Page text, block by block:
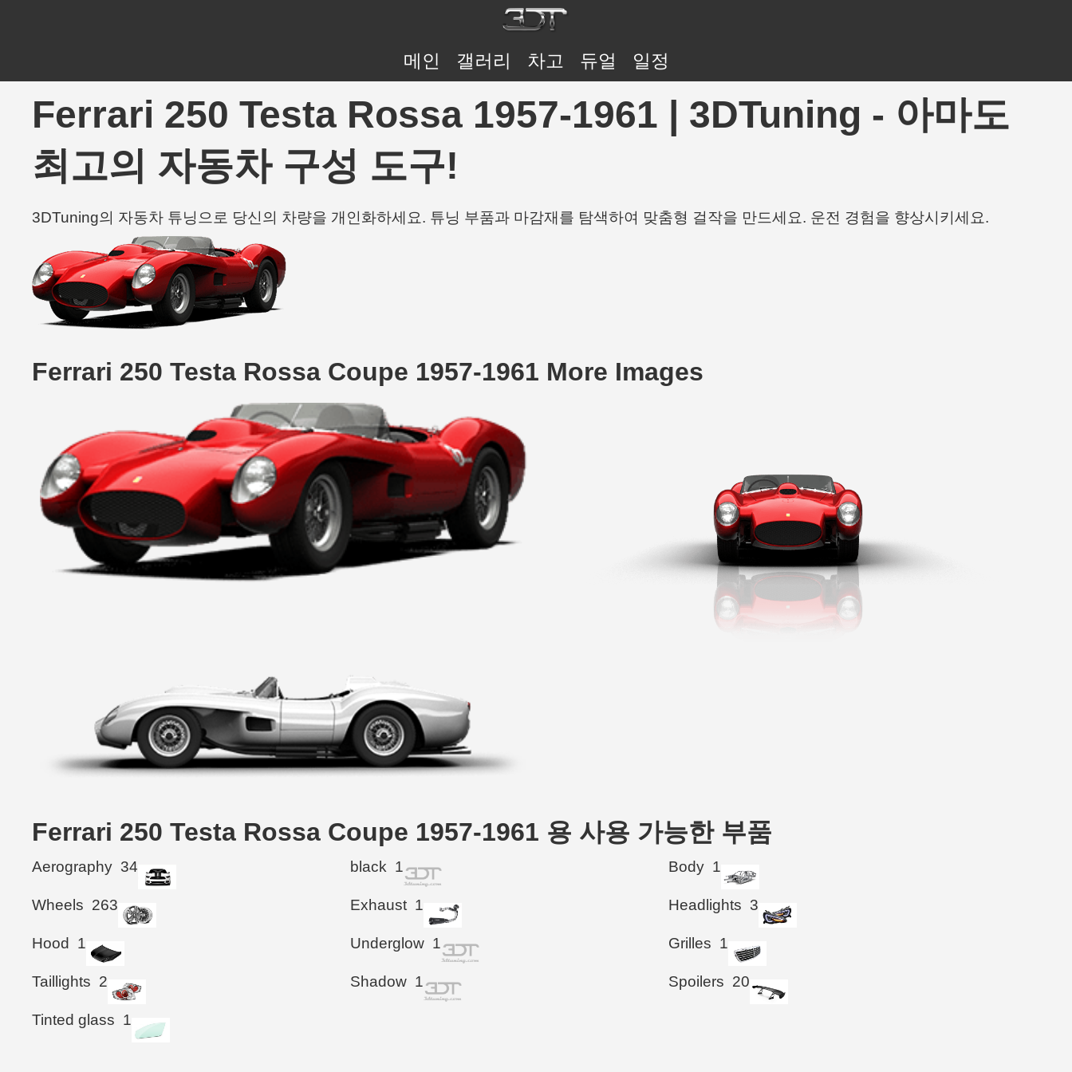
메인 갤러리 차고 듀얼 일정
Ferrari 250 Testa Rossa 1957-1961 | 3DTuning - 아마도
최고의 자동차 구성 도구!
3DTuning의 자동차 튜닝으로 당신의 차량을 개인화하세요. 튜닝 부품과 마감재를 탐색하여 맞춤형 걸작을 만드세요. 운전 경험을 향상시키세요.
Ferrari 250 Testa Rossa Coupe 1957-1961 More Images
Ferrari 250 Testa Rossa Coupe 1957-1961 용 사용 가능한 부품
Aerography 34 black 1 Body 1
Wheels 263 Exhaust 1 Headlights 3
Hood 1 Underglow 1 Grilles 1
Taillights 2 Shadow 1 Spoilers 20
Tinted glass 1